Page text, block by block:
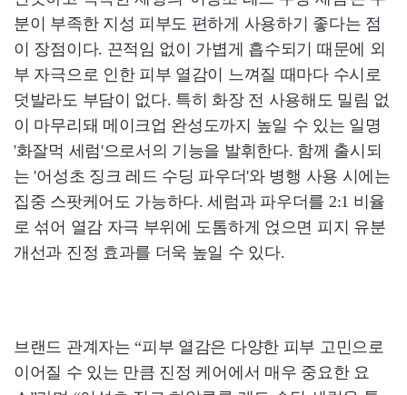
분이 부족한 지성 피부도 편하게 사용하기 좋다는 점
이 장점이다. 끈적임 없이 가볍게 흡수되기 때문에 외
부 자극으로 인한 피부 열감이 느껴질 때마다 수시로
덧발라도 부담이 없다. 특히 화장 전 사용해도 밀림 없
이 마무리돼 메이크업 완성도까지 높일 수 있는 일명
'화잘먹 세럼'으로서의 기능을 발휘한다. 함께 출시되
는 '어성초 징크 레드 수딩 파우더'와 병행 사용 시에는
집중 스팟케어도 가능하다. 세럼과 파우더를 2:1 비율
로 섞어 열감 자극 부위에 도톰하게 얹으면 피지 유분
개선과 진정 효과를 더욱 높일 수 있다.
브랜드 관계자는 “피부 열감은 다양한 피부 고민으로
이어질 수 있는 만큼 진정 케어에서 매우 중요한 요